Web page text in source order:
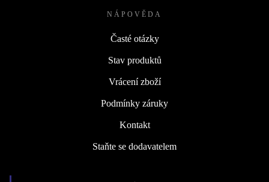
NÁPOVĚDA
Časté otázky
Stav produktů
Vrácení zboží
Podmínky záruky
Kontakt
Staňte se dodavatelem